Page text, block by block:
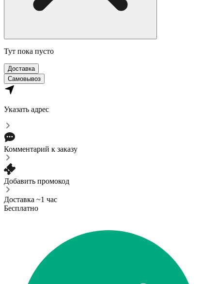
Тут пока пусто
Доставка
Самовывоз
Указать адрес
Комментарий к заказу
Добавить промокод
Доставка ~1 час
Бесплатно